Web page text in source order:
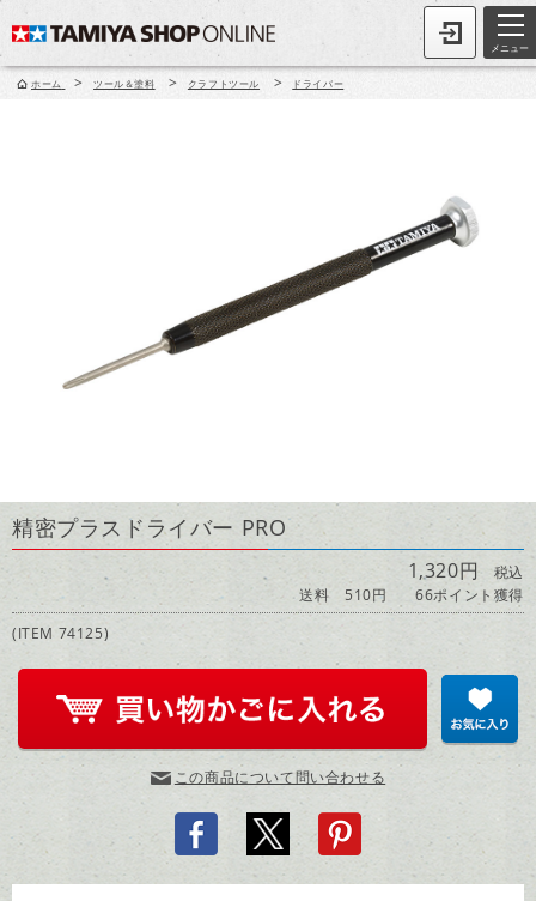
メニュー
ホーム > ツール＆塗料 > クラフトツール > ドライバー
精密プラスドライバー PRO
1,320円 税込
送料 510円
66ポイント獲得
(ITEM 74125)
この商品について問い合わせる